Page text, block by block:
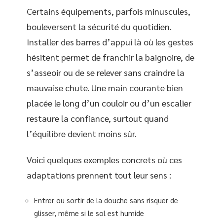
Certains équipements, parfois minuscules,
bouleversent la sécurité du quotidien.
Installer des barres d’appui là où les gestes
hésitent permet de franchir la baignoire, de
s’asseoir ou de se relever sans craindre la
mauvaise chute. Une main courante bien
placée le long d’un couloir ou d’un escalier
restaure la confiance, surtout quand
l’équilibre devient moins sûr.
Voici quelques exemples concrets où ces
adaptations prennent tout leur sens :
Entrer ou sortir de la douche sans risquer de
glisser, même si le sol est humide